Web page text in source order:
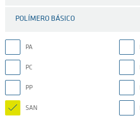
POLÍMERO BÁSICO
PA
PC
PP
SAN